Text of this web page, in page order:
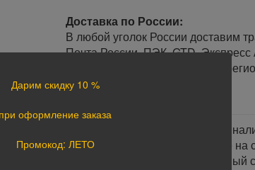
Доставка по России:
В любой уголок России доставим
Почта России, ПЭК, GTD, Экспресс
Стоимость доставки в разные
Оплата заказа осуществляется
курьеру при получении, а также
оплате картой на сайте указанный
Дарим скидку 10 %
при оформление заказа
Промокод: ЛЕТО